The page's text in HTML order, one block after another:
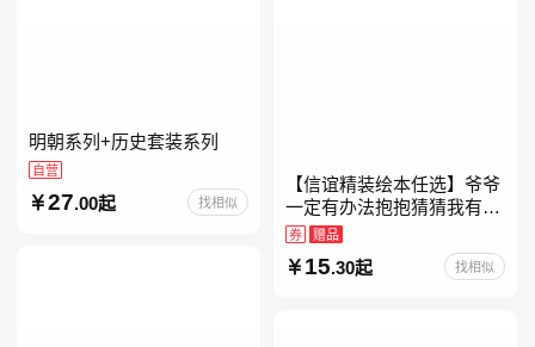
明朝系列+历史套装系列
自营
27.00起 找相似
【信谊精装绘本任选】爷爷
一定有办法抱抱猜猜我有多
爱你妈妈买绿豆我的情绪小
怪兽青蛙和蟾蜍好饿的毛毛
虫儿童故事书阅读精装绘本
券 赠品
15.30起 找相似